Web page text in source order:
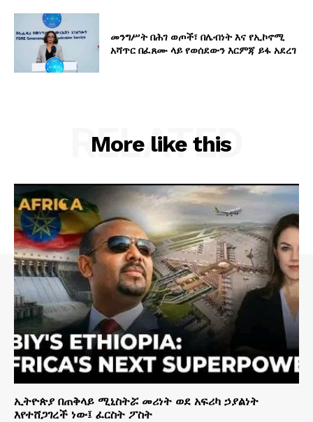
መንግሥት በሕገ ወጦች፣ በሌብነት እና የኢኮኖሚ
አሻጥር በፈጸሙ ላይ የወሰደውን እርምጃ ይፋ አደረገ
More like this
RELATED
ኢትዮጵያ በጠቅላይ ሚኒስትሯ መሪነት ወደ አፍሪካ ኃያልነት
እየተሸጋገረች ነው፤ ፈርስት ፖስት